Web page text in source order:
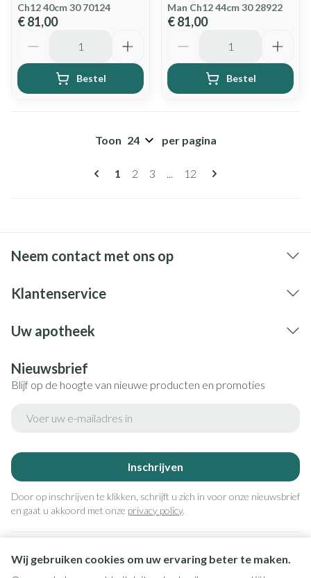
Wij gebruiken cookies om uw ervaring beter te maken.
Ch12 40cm 30 70124
€ 81,00
Bestel
Man Ch12 44cm 30 28922
€ 81,00
Bestel
Pagina's
U lees momenteel pagina
1 Pagina
2 Pagina
3 ... Pagina
12
Toon per pagina
Neem contact met ons op
Klantenservice
Uw apotheek
Nieuwsbrief
Blijf op de hoogte van nieuwe producten en promoties
Inschrijven
Door op inschrijven te klikken, schrijft u zich in voor onze nieuwsbrief
en gaat u akkoord met onze privacy policy.